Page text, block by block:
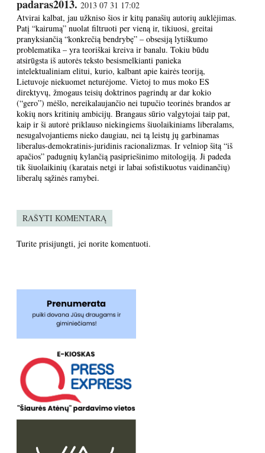
padaras2013. 2013 07 31 17:02
Atvirai kalbat, jau užkniso šios ir kitų panašių autorių auklėjimas.
Patį “kairumą” nuolat filtruoti per vieną ir, tikiuosi, greitai
pranyksiančią “konkrečią bendrybę” – obsesiją lytiškumo
problematika – yra teoriškai kreiva ir banalu. Tokiu būdu
atsirūgsta iš autorės teksto besismelkianti panieka
intelektualiniam elitui, kurio, kalbant apie kairės teoriją,
Lietuvoje niekuomet neturėjome. Vietoj to mus moko ES
direktyvų, žmogaus teisių doktrinos pagrindų ar dar kokio
(“gero”) mėšlo, nereikalaujančio nei tupučio teorinės brandos ar
kokių nors kritinių ambicijų. Brangaus sūrio valgytojai taip pat,
kaip ir ši autorė priklauso niekingiems šiuolaikiniams liberalams,
nesugalvojantiems nieko daugiau, nei tą leistų jų garbinamas
liberalus-demokratinis-juridinis racionalizmas. Ir velniop šitą “iš
apačios” padugnių kylančią pasipriešinimo mitologiją. Ji padeda
tik šiuolaikinių (karatais netgi ir labai sofistikuotus vaidinančių)
liberalų sąžinės ramybei.
RAŠYTI KOMENTARĄ
Turite prisijungti, jei norite komentuoti.